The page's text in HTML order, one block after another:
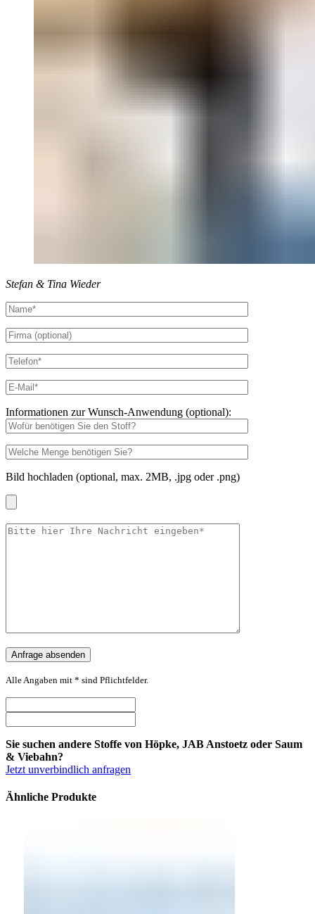
Stefan & Tina Wieder
Informationen zur Wunsch-Anwendung (optional):
Bild hochladen (optional, max. 2MB, .jpg oder .png)
Alle Angaben mit * sind Pflichtfelder.
Sie suchen andere Stoffe von Höpke, JAB Anstoetz oder Saum
& Viebahn?
Jetzt unverbindlich anfragen
Ähnliche Produkte